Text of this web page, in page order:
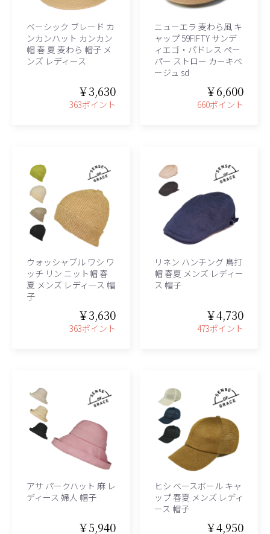
ベーシック ブレード カ
ンカンハット カンカン
帽 春 夏 麦わら 帽子 メ
ンズ レディース
￥3,630
363ポイント
ニューエラ 麦わら風 キ
ャップ 59FIFTY サンデ
ィエゴ・パドレス ペー
パー ストロー カーキベ
ージュ sd
￥6,600
660ポイント
ウォッシャブル ワシ ワ
ッチ リン ニット帽 春
夏 メンズ レディース 帽
子
￥3,630
363ポイント
リネン ハンチング 鳥打
帽 春夏 メンズ レディー
ス 帽子
￥4,730
473ポイント
アサ パークハット 麻 レ
ディース 婦人 帽子
￥5,940
ヒシ ベースボール キャ
ップ 春夏 メンズ レディ
ース 帽子
￥4,950